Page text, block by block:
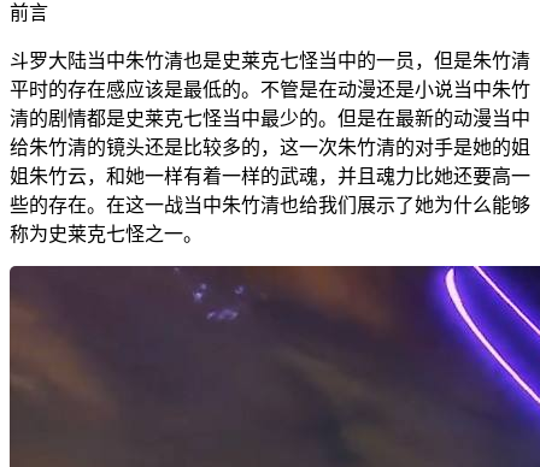
前言
斗罗大陆当中朱竹清也是史莱克七怪当中的一员，但是朱竹清
平时的存在感应该是最低的。不管是在动漫还是小说当中朱竹
清的剧情都是史莱克七怪当中最少的。但是在最新的动漫当中
给朱竹清的镜头还是比较多的，这一次朱竹清的对手是她的姐
姐朱竹云，和她一样有着一样的武魂，并且魂力比她还要高一
些的存在。在这一战当中朱竹清也给我们展示了她为什么能够
称为史莱克七怪之一。